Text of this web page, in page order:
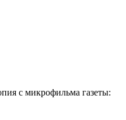
с микрофильма газеты: